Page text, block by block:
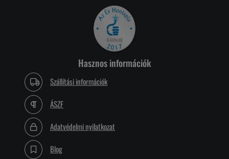
Hasznos információk
Szállítási információk
ÁSZF
Adatvédelmi nyilatkozat
Blog